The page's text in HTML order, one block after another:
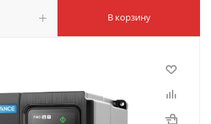
В корзину